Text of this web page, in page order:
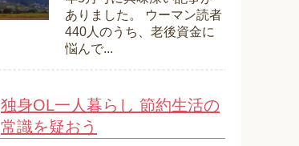
ありました。 ウーマン読者
440人のうち、老後資金に
悩んで...
独身OL一人暮らし 節約生活の
常識を疑おう